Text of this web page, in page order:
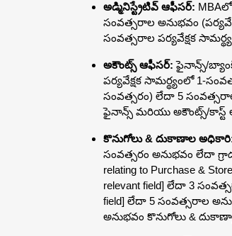
అడ్మినిస్ట్రేటివ్ ఆఫీసర్:
సంవత్సరాల అనుభవం
సంవత్సరాల పర్యవేక్షక
అకౌంట్స్ ఆఫీసర్: ఫైనాన్స్/
పర్యవేక్షక సామర్థ్యంలో 1-
సంవత్సరం) లేదా 5
ఫైనాన్స్ మరియు అకౌంట్స్/
కొనుగోలు & దుకాణాల
సంవత్సరం అనుభవం లేదా
relating to Purchase &
relevant field] లేదా 3
field] లేదా 5 సంవత్సరాల
అనుభవం కొనుగోలు &